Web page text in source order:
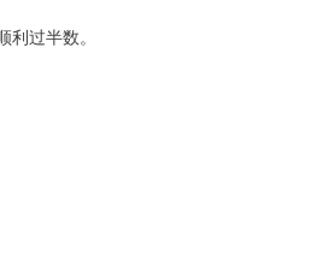
过半数。